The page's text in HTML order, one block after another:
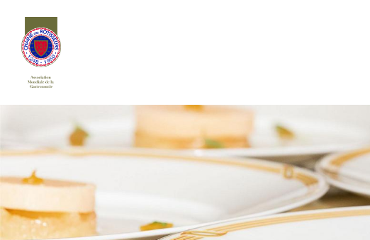
Siirry
sivun
sisältöön
Chaîne des Rôtisseurs Finlande ry